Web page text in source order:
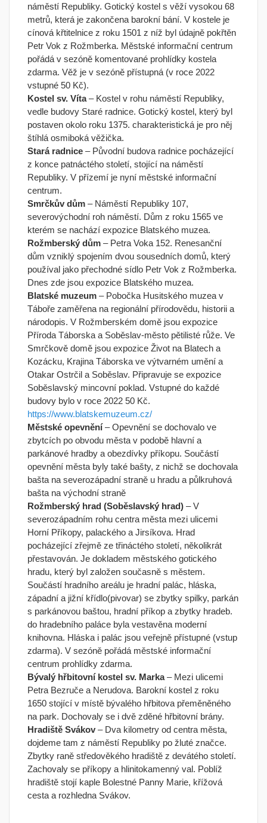
náměstí Republiky. Gotický kostel s věží vysokou 68
metrů, která je zakončena barokní bání. V kostele je
cínová křtitelnice z roku 1501 z níž byl údajně pokřtěn
Petr Vok z Rožmberka. Městské informační centrum
pořádá v sezóně komentované prohlídky kostela
zdarma. Věž je v sezóně přístupná (v roce 2022
vstupné 50 Kč).
Kostel sv. Víta– Kostel v rohu náměstí Republiky,
vedle budovy Staré radnice. Gotický kostel, který byl
postaven okolo roku 1375. charakteristická je pro něj
štíhlá osmiboká věžička.
Stará radnice – Původní budova radnice pocházející
z konce patnáctého století, stojící na náměstí
Republiky. V přízemí je nyní městské informační
centrum.
Smrčkův dům – Náměstí Republiky 107,
severovýchodní roh náměstí. Dům z roku 1565 ve
kterém se nachází expozice Blatského muzea.
Rožmberský dům – Petra Voka 152. Renesanční
dům vzniklý spojením dvou sousedních domů, který
používal jako přechodné sídlo Petr Vok z Rožmberka.
Dnes zde jsou expozice Blatského muzea.
Blatské muzeum – Pobočka Husitského muzea v
Táboře zaměřena na regionální přírodovědu, historii a
národopis. V Rožmberském domě jsou expozice
Příroda Táborska a Soběslav-město pětilisté růže. Ve
Smrčkově domě jsou expozice Život na Blatech a
Kozácku, Krajina Táborska ve výtvarném umění a
Otakar Ostrčil a Soběslav. Připravuje se expozice
Soběslavský mincovní poklad. Vstupné do každé
budovy bylo v roce 2022 50 Kč.
https://www.blatskemuzeum.cz/
Městské opevnění– Opevnění se dochovalo ve
zbytcích po obvodu města v podobě hlavní a
parkánové hradby a obezdívky příkopu. Součástí
opevnění města byly také bašty, z nichž se dochovala
bašta na severozápadní straně u hradu a půlkruhová
bašta na východní straně
Rožmberský hrad (Soběslavský hrad) – V
severozápadním rohu centra města mezi ulicemi
Horní Příkopy, palackého a Jirsíkova. Hrad
pocházející zřejmě ze třináctého století, několikrát
přestavován. Je dokladem městského gotického
hradu, který byl založen současně s městem.
Součástí hradního areálu je hradní palác, hláska,
západní a jižní křídlo(pivovar) se zbytky spilky, parkán
s parkánovou baštou, hradní příkop a zbytky hradeb.
do hradebního paláce byla vestavěna moderní
knihovna. Hláska i palác jsou veřejně přístupné (vstup
zdarma). V sezóně pořádá městské informační
centrum prohlídky zdarma.
Bývalý hřbitovní kostel sv. Marka– Mezi ulicemi
Petra Bezruče a Nerudova. Barokní kostel z roku
1650 stojící v místě bývalého hřbitova přeměněného
na park. Dochovaly se i dvě zděné hřbitovní brány.
Hradiště Svákov – Dva kilometry od centra města,
dojdeme tam z náměstí Republiky po žluté značce.
Zbytky raně středověkého hradiště z devátého století.
Zachovaly se příkopy a hlinitokamenný val. Poblíž
hradiště stojí kaple Bolestné Panny Marie, křížová
cesta a rozhledna Svákov.